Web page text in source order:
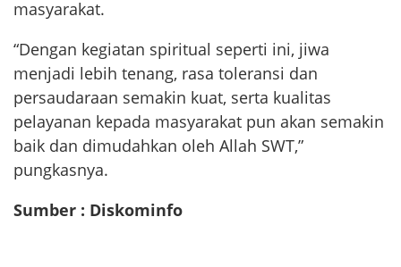
masyarakat.
“Dengan kegiatan spiritual seperti ini, jiwa
menjadi lebih tenang, rasa toleransi dan
persaudaraan semakin kuat, serta kualitas
pelayanan kepada masyarakat pun akan semakin
baik dan dimudahkan oleh Allah SWT,”
pungkasnya.
Sumber : Diskominfo